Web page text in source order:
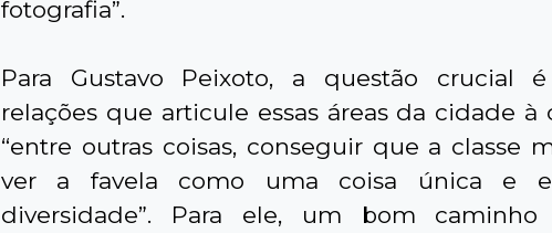
fotografia”.
Para Gustavo Peixoto, a questão crucial é
relações que articule essas áreas da cidade à
“entre outras coisas, conseguir que a classe
ver a favela como uma coisa única e
diversidade”. Para ele, um bom